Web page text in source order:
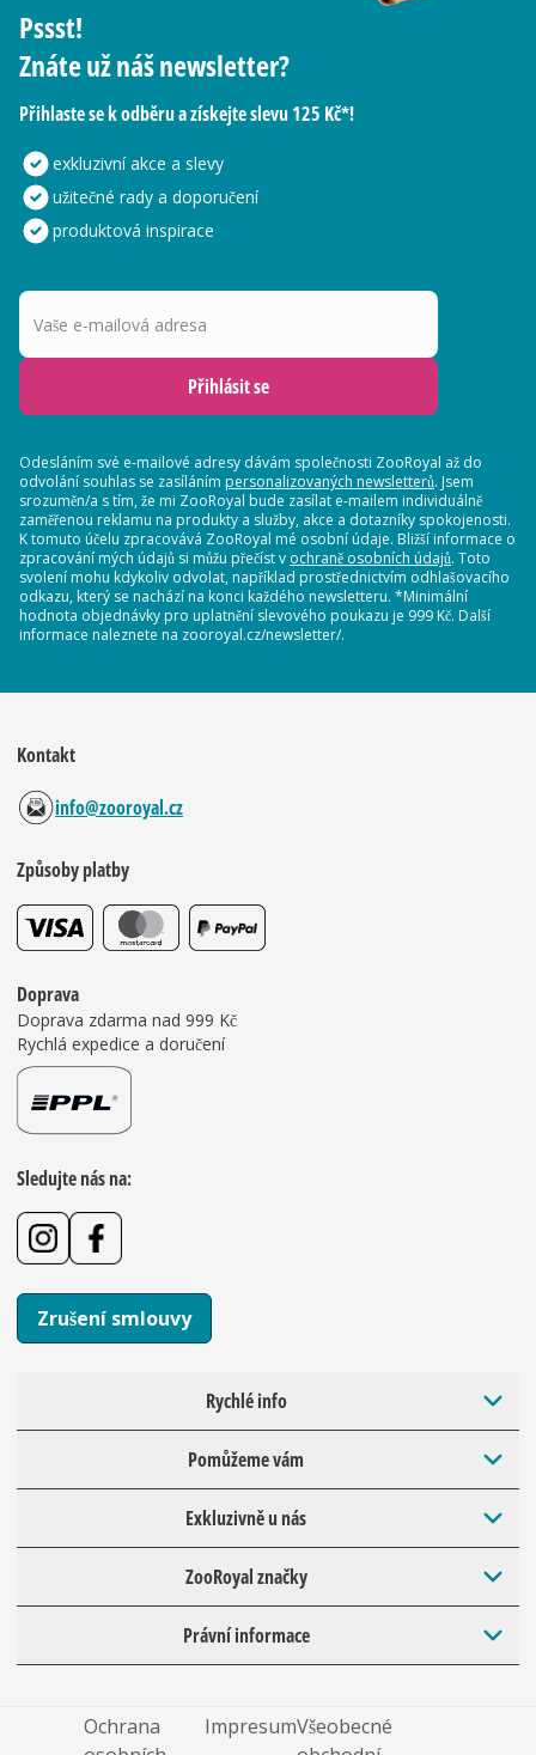
Pssst!
Znáte už náš newsletter?
Přihlaste se k odběru a získejte slevu 125 Kč*!
exkluzivní akce a slevy
užitečné rady a doporučení
produktová inspirace
Vaše e-mailová adresa
Přihlásit se
Odesláním své e-mailové adresy dávám společnosti ZooRoyal až do
odvolání souhlas se zasíláním personalizovaných newsletterů. Jsem
srozuměn/a s tím, že mi ZooRoyal bude zasílat e-mailem individuálně
zaměřenou reklamu na produkty a služby, akce a dotazníky spokojenosti.
K tomuto účelu zpracovává ZooRoyal mé osobní údaje. Bližší informace o
zpracování mých údajů si můžu přečíst v ochraně osobních údajů. Toto
svolení mohu kdykoliv odvolat, například prostřednictvím odhlašovacího
odkazu, který se nachází na konci každého newsletteru. *Minimální
hodnota objednávky pro uplatnění slevového poukazu je 999 Kč. Další
informace naleznete na zooroyal.cz/newsletter/.
Kontakt
info@zooroyal.cz
Způsoby platby
Doprava
Doprava zdarma nad 999 Kč
Rychlá expedice a doručení
Sledujte nás na:
Zrušení smlouvy
Rychlé info
Pomůžeme vám
Exkluzivně u nás
ZooRoyal značky
Právní informace
Ochrana
ImpresumVšeobecné